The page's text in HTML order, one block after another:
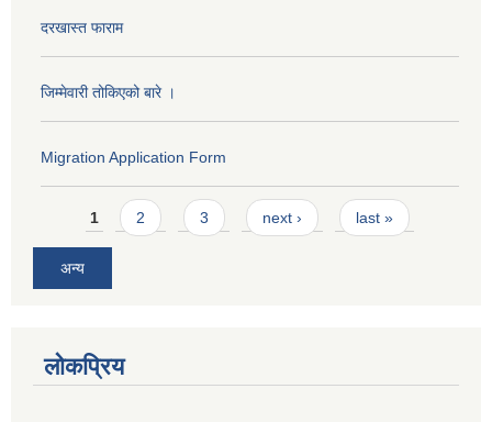
दरखास्त फाराम
जिम्मेवारी तोकिएको बारे ।
Migration Application Form
Pages
1 2 3 next › last »
अन्य
लोकप्रिय